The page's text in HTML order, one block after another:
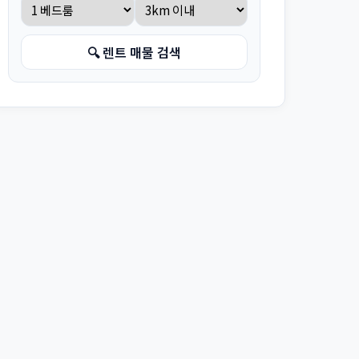
🔍 렌트 매물 검색